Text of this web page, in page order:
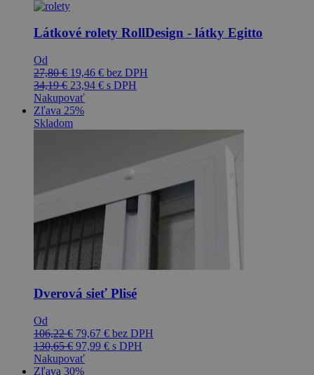
Látkové rolety RollDesign - látky Egitto
Od
27,80€ 19,46 € bez DPH
34,19€ 23,94 € s DPH
Nakupovať
Zľava 25%
Skladom
Dverová sieť Plisé
Od
106,22€ 79,67 € bez DPH
130,65€ 97,99 € s DPH
Nakupovať
Zľava 30%